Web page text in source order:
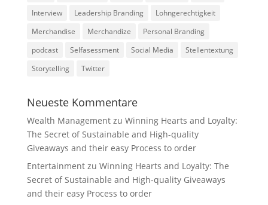
Interview
Leadership Branding
Lohngerechtigkeit
Merchandise
Merchandize
Personal Branding
podcast
Selfasessment Social Media
Stellentextung
Storytelling
Twitter
Neueste Kommentare
Wealth Managementzu Winning Hearts and Loyalty:
The Secret of Sustainable and High-quality
Giveaways and their easy Process to order
Entertainmentzu Winning Hearts and Loyalty: The
Secret of Sustainable and High-quality Giveaways
and their easy Process to order